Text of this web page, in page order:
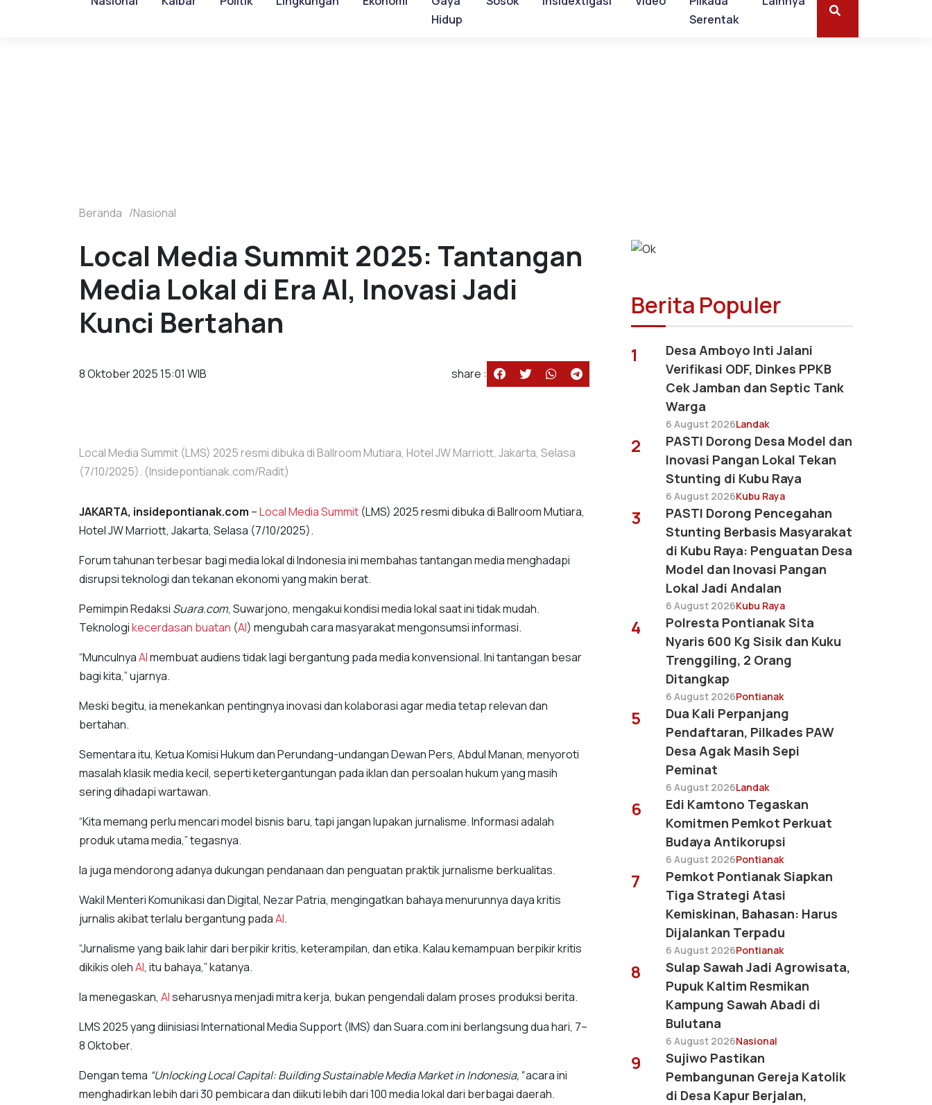
Hidup
Serentak
Beranda Nasional
Local Media Summit 2025: Tantangan
Media Lokal di Era AI, Inovasi Jadi
Kunci Bertahan
8 Oktober 2025 15:01 WIB share :
Local Media Summit (LMS) 2025 resmi dibuka di Ballroom Mutiara, Hotel JW Marriott, Jakarta, Selasa
(7/10/2025). (Insidepontianak.com/Radit)
JAKARTA, insidepontianak.com –Local Media Summit (LMS) 2025 resmi dibuka di Ballroom Mutiara,
Hotel JW Marriott, Jakarta, Selasa (7/10/2025).
Forum tahunan terbesar bagi media lokal di Indonesia ini membahas tantangan media menghadapi
disrupsi teknologi dan tekanan ekonomi yang makin berat.
Pemimpin Redaksi Suara.com, Suwarjono, mengakui kondisi media lokal saat ini tidak mudah.
Teknologikecerdasan buatan (AI) mengubah cara masyarakat mengonsumsi informasi.
“MunculnyaAImembuat audiens tidak lagi bergantung pada media konvensional. Ini tantangan besar
bagi kita,” ujarnya.
Meski begitu, ia menekankan pentingnya inovasi dan kolaborasi agar media tetap relevan dan
bertahan.
Sementara itu, Ketua Komisi Hukum dan Perundang-undangan Dewan Pers, Abdul Manan, menyoroti
masalah klasik media kecil, seperti ketergantungan pada iklan dan persoalan hukum yang masih
sering dihadapi wartawan.
“Kita memang perlu mencari model bisnis baru, tapi jangan lupakan jurnalisme. Informasi adalah
produk utama media,” tegasnya.
Ia juga mendorong adanya dukungan pendanaan dan penguatan praktik jurnalisme berkualitas.
Wakil Menteri Komunikasi dan Digital, Nezar Patria, mengingatkan bahaya menurunnya daya kritis
jurnalis akibat terlalu bergantung padaAI.
“Jurnalisme yang baik lahir dari berpikir kritis, keterampilan, dan etika. Kalau kemampuan berpikir kritis
dikikis olehAI, itu bahaya,” katanya.
Ia menegaskan, AIseharusnya menjadi mitra kerja, bukan pengendali dalam proses produksi berita.
LMS 2025 yang diinisiasi International Media Support (IMS) dan Suara.com ini berlangsung dua hari, 7–
8 Oktober.
Dengan tema “Unlocking Local Capital: Building Sustainable Media Market in Indonesia,”acara ini
menghadirkan lebih dari 30 pembicara dan diikuti lebih dari 100 media lokal dari berbagai daerah.
Berita Populer
1
Desa Amboyo Inti Jalani
Verifikasi ODF, Dinkes PPKB
Cek Jamban dan Septic Tank
Warga
6 August 2026Landak
2
PASTI Dorong Desa Model dan
Inovasi Pangan Lokal Tekan
Stunting di Kubu Raya
6 August 2026Kubu Raya
3
PASTI Dorong Pencegahan
Stunting Berbasis Masyarakat
di Kubu Raya: Penguatan Desa
Model dan Inovasi Pangan
Lokal Jadi Andalan
6 August 2026Kubu Raya
4
Polresta Pontianak Sita
Nyaris 600 Kg Sisik dan Kuku
Trenggiling, 2 Orang
Ditangkap
6 August 2026Pontianak
5
Dua Kali Perpanjang
Pendaftaran, Pilkades PAW
Desa Agak Masih Sepi
Peminat
6 August 2026Landak
6
Edi Kamtono Tegaskan
Komitmen Pemkot Perkuat
Budaya Antikorupsi
6 August 2026Pontianak
7
Pemkot Pontianak Siapkan
Tiga Strategi Atasi
Kemiskinan, Bahasan: Harus
Dijalankan Terpadu
6 August 2026Pontianak
8
Sulap Sawah Jadi Agrowisata,
Pupuk Kaltim Resmikan
Kampung Sawah Abadi di
Bulutana
6 August 2026Nasional
9
Sujiwo Pastikan
Pembangunan Gereja Katolik
di Desa Kapur Berjalan,